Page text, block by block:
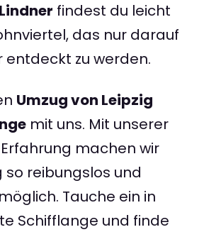
findest du leicht
das nur darauf
entdeckt zu werden.
Umzug von Leipzig
mit uns. Mit unserer
machen wir
so reibungslos und
Tauche ein in
Schifflange und finde